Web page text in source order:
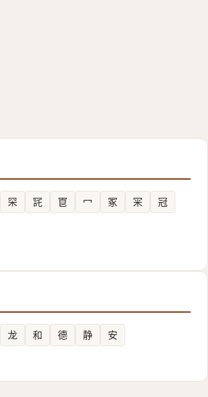
罙 㓃 冟 冖 冢 冞
冠
龙 和 德 静 安